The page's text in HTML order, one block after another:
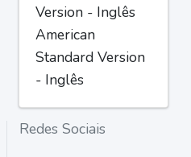
Version - Inglês
American
Standard Version
- Inglês
Redes Sociais